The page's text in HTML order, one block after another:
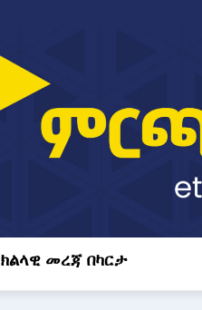
ክልላዊ መረጃ በካርታ